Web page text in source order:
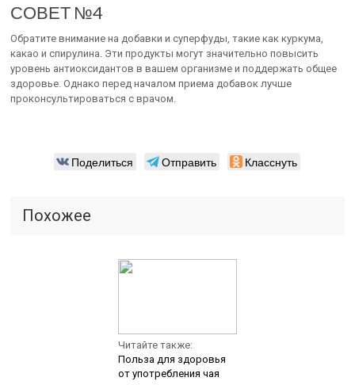
СОВЕТ №4
Обратите внимание на добавки и суперфуды, такие как куркума,
какао и спирулина. Эти продукты могут значительно повысить
уровень антиоксидантов в вашем организме и поддержать общее
здоровье. Однако перед началом приема добавок лучше
проконсультироваться с врачом.
Поделиться Отправить Класснуть
Похожее
Читайте также:
Польза для здоровья
от употребления чая